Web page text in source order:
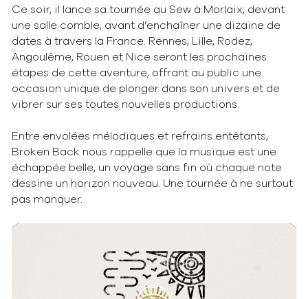
Ce soir, il lance sa tournée au Sew à Morlaix, devant
une salle comble, avant d’enchaîner une dizaine de
dates à travers la France. Rennes, Lille, Rodez,
Angoulême, Rouen et Nice seront les prochaines
étapes de cette aventure, offrant au public une
occasion unique de plonger dans son univers et de
vibrer sur ses toutes nouvelles productions.
Entre envolées mélodiques et refrains entêtants,
Broken Back nous rappelle que la musique est une
échappée belle, un voyage sans fin où chaque note
dessine un horizon nouveau. Une tournée à ne surtout
pas manquer.